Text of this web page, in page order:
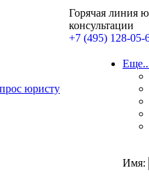
Горячая линия
консультации
+7 (495) 128-05-
юристу
Имя: